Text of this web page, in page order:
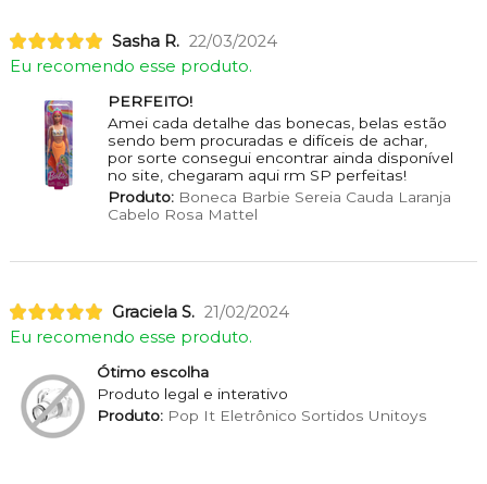
Sasha R. 22/03/2024
Eu recomendo esse produto.
PERFEITO!
Amei cada detalhe das bonecas, belas estão
sendo bem procuradas e difíceis de achar,
por sorte consegui encontrar ainda disponível
no site, chegaram aqui rm SP perfeitas!
Produto:Boneca Barbie Sereia Cauda Laranja
Cabelo Rosa Mattel
Graciela S. 21/02/2024
Eu recomendo esse produto.
Ótimo escolha
Produto legal e interativo
Produto:Pop It Eletrônico Sortidos Unitoys